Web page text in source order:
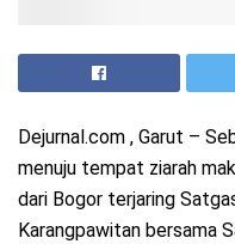
Dejurnal.com , Garut –
menuju tempat ziarah
dari Bogor terjaring
Karangpawitan bersama